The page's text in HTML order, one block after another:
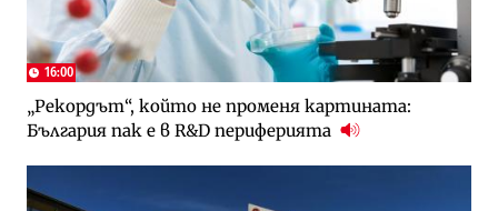
16:00
„Рекордът“, който не променя картината:
България пак е в R&D периферията